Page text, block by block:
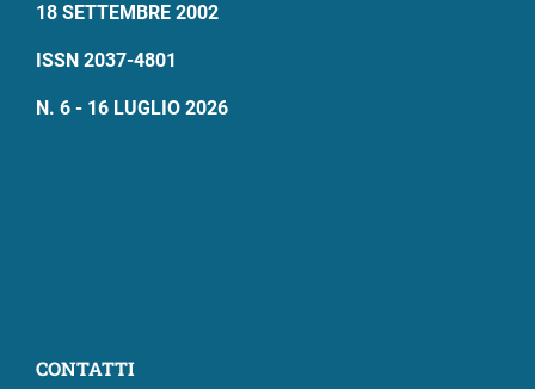
18 SETTEMBRE 2002
ISSN 2037-4801
N. 6 - 16 LUGLIO 2026
CONTATTI